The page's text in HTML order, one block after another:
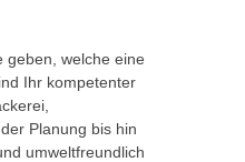
geben, welche eine
Ihr kompetenter
Planung bis hin
umweltfreundlich